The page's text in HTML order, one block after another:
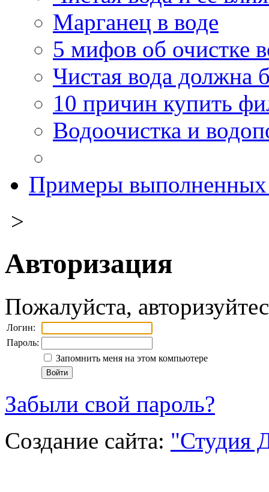
Марганец в воде
5 мифов об очистке
Чистая вода должна
10 причин купить
Водоочистка и
Примеры выполненных
>
Авторизация
Пожалуйста,
Логин:
Пароль:
Запомнить меня на этом компьютере
Забыли свой пароль?
Создание сайта: "Студия